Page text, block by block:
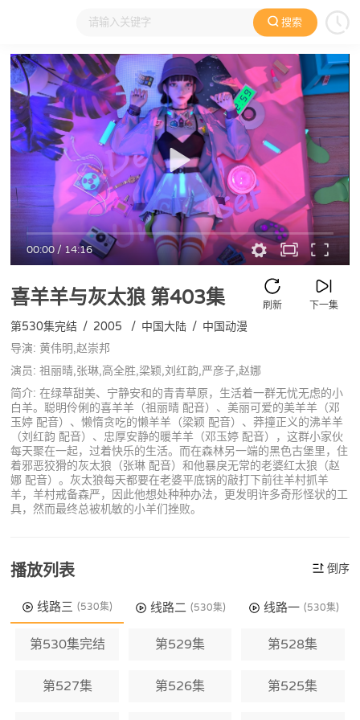
搜索
大家在看 日本动漫 国产动漫 欧美动漫 动漫电影
00:00/14:16
喜羊羊与灰太狼第403集 下一集
刷新
第530集完结 / 2005 / 中国大陆 / 中国动漫
导演: 黄伟明,赵崇邦
演员: 祖丽晴,张琳,高全胜,梁颖,刘红韵,严彦子,赵娜
简介: 在绿草甜美、宁静安和的青青草原，生活着一群无忧无虑的小
白羊。聪明伶俐的喜羊羊（祖丽晴 配音）、美丽可爱的美羊羊（邓
玉婷 配音）、懒惰贪吃的懒羊羊（梁颖 配音）、莽撞正义的沸羊羊
（刘红韵 配音）、忠厚安静的暖羊羊（邓玉婷 配音），这群小家伙
每天聚在一起，过着快乐的生活。而在森林另一端的黑色古堡里，住
着邪恶狡猾的灰太狼（张琳 配音）和他暴戾无常的老婆红太狼（赵
娜 配音）。灰太狼每天都要在老婆平底锅的敲打下前往羊村抓羊
羊，羊村戒备森严，因此他想处种种办法，更发明许多奇形怪状的工
具，然而最终总被机敏的小羊们挫败。
播放列表 倒序
线路三 (530集) 线路二 (530集) 线路一 (530集)
第530集完结 第529集 第528集
第527集 第526集 第525集